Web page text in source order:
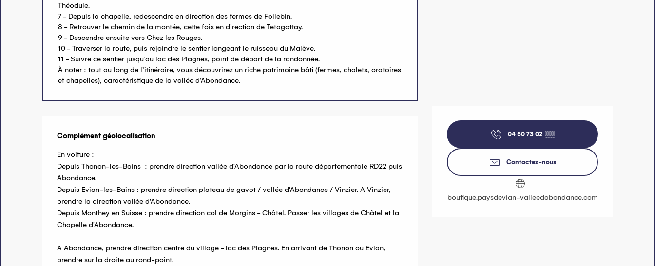
Ouverture et
04 50 73 02 ▒▒
Contactez-nous
boutique.paysdevian-valleedabondance.com
Théodule.
7 - Depuis la chapelle, redescendre en direction des fermes de Follebin.
8 - Retrouver le chemin de la montée, cette fois en direction de Tetagottay.
9 - Descendre ensuite vers Chez les Rouges.
10 - Traverser la route, puis rejoindre le sentier longeant le ruisseau du Malève.
11 - Suivre ce sentier jusqu’au lac des Plagnes, point de départ de la randonnée.
À noter : tout au long de l’itinéraire, vous découvrirez un riche patrimoine bâti (fermes, chalets, oratoires
et chapelles), caractéristique de la vallée d’Abondance.
Complément géolocalisation
Complément géolocalisation
En voiture :
Depuis Thonon-les-Bains  : prendre direction vallée d'Abondance par la route départementale RD22 puis
Abondance.
Depuis Evian-les-Bains : prendre direction plateau de gavot / vallée d'Abondance / Vinzier. A Vinzier,
prendre la direction vallée d'Abondance.
Depuis Monthey en Suisse : prendre direction col de Morgins - Châtel. Passer les villages de Châtel et la
Chapelle d'Abondance.
A Abondance, prendre direction centre du village - lac des Plagnes. En arrivant de Thonon ou Evian,
prendre sur la droite au rond-point.